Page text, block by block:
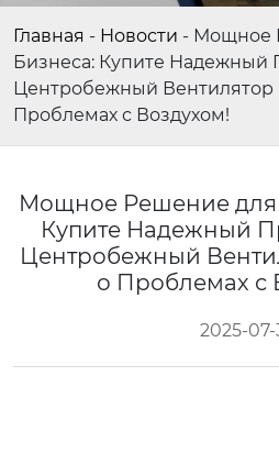
Главная - Новости - Мощное
Бизнеса: Купите
Центробежный Вентилятор
Проблемах с Воздухом!
Мощное Решение для
Купите Надежный
Центробежный
о Проблемах с
2025-07-